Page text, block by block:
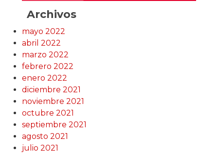
Archivos
mayo 2022
abril 2022
marzo 2022
febrero 2022
enero 2022
diciembre 2021
noviembre 2021
octubre 2021
septiembre 2021
agosto 2021
julio 2021